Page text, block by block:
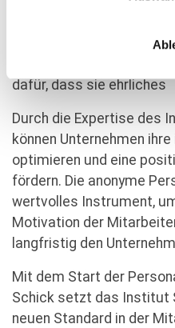
Die Befragung durch
dafür, dass sie
Durch die Expertise des
können Unternehmen
optimieren und eine
fördern. Die anonyme
wertvolles Instrument,
Motivation der
langfristig den
Mit dem Start der
Schick setzt das Institut
neuen Standard in der